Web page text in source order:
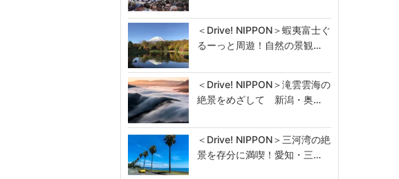
＜Drive! NIPPON＞蝦夷富士ぐ
るーっと周遊！自然の景観…
＜Drive! NIPPON＞滝雲雲海の
絶景をめざして 新潟・奥…
＜Drive! NIPPON＞三河湾の絶
景を存分に満喫！愛知・三…